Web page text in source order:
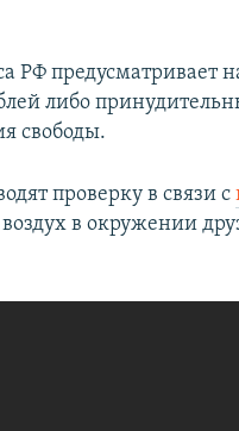
РФ предусматривает
либо
свободы.
проверку в связи с
в окружении